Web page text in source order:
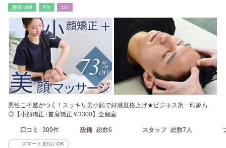
整体･ｶｲﾛ ﾘﾗｸ ｴｽﾃ
男性こそ差がつく！スッキリ美小顔で好感度格上げ★ビジネス第一印象も
◎【小顔矯正+首肩矯正￥3300】全個室
口コミ 309件 設備 総数6 スタッフ 総数7人
スマート支払いOK